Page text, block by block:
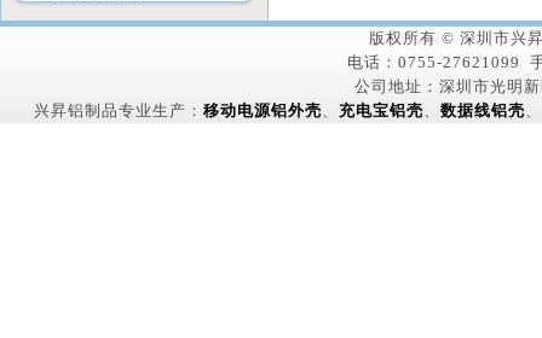
版权所有 © 深圳市兴
电话：0755-27621099
公司地址：深圳市光明
兴昇铝制品专业生产： 移动电源铝外壳、 充电宝铝壳、 数据线铝壳